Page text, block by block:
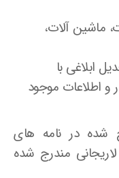
ماشین آلات،
تعدیل ابلاغی با
و اطلاعات موجود
در نامه های
مندرج شده